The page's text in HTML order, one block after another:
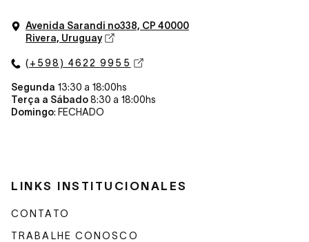
Avenida Sarandi no338, CP 40000
Rivera, Uruguay
(+598) 4622 9955
Segunda 13:30 a 18:00hs
Terça a Sábado8:30 a 18:00hs
Domingo: FECHADO
LINKS INSTITUCIONALES
CONTATO
TRABALHE CONOSCO